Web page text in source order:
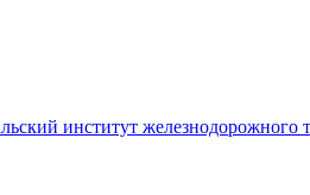
институт железнодорожного